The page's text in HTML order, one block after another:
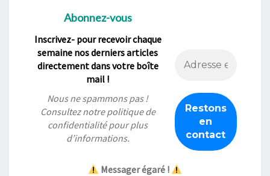
Abonnez-vous
Inscrivez- pour recevoir chaque
semaine nos derniers articles
directement dans votre boîte
mail !
Nous ne spammons pas !
Consultez notrepolitique de
confidentialitépour plus
d’informations.
Messager égaré !